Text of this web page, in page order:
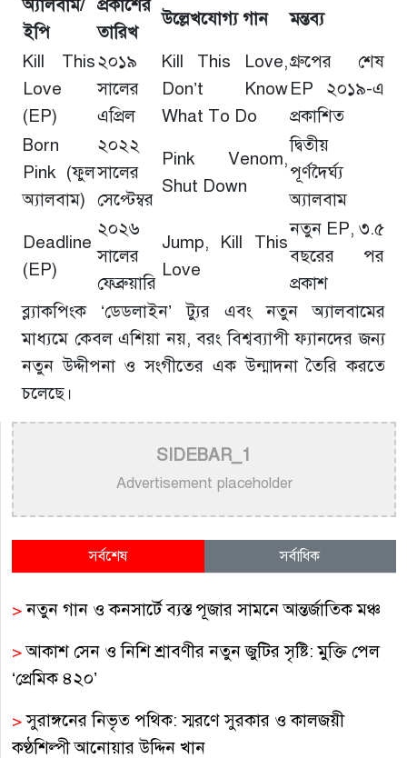
অ্যালবাম/
ইপি
প্রকাশের
তারিখ
উল্লেখযোগ্য গান মন্তব্য
Kill This
Love
(EP)
২০১৯
সালের
এপ্রিল
Kill This Love,
Don’t Know
What To Do
গ্রুপের শেষ
EP ২০১৯-এ
প্রকাশিত
Born
Pink (ফুল
অ্যালবাম)
২০২২
সালের
সেপ্টেম্বর
Pink Venom,
Shut Down
দ্বিতীয়
পূর্ণদৈর্ঘ্য
অ্যালবাম
Deadline
(EP)
২০২৬
সালের
ফেব্রুয়ারি
Jump, Kill This
Love
নতুন EP, ৩.৫
বছরের পর
প্রকাশ
ব্ল্যাকপিংক ‘ডেডলাইন’ ট্যুর এবং নতুন অ্যালবামের
মাধ্যমে কেবল এশিয়া নয়, বরং বিশ্বব্যাপী ফ্যানদের জন্য
নতুন উদ্দীপনা ও সংগীতের এক উন্মাদনা তৈরি করতে
চলেছে।
SIDEBAR_1
Advertisement placeholder
সর্বশেষ সর্বাধিক
>নতুন গান ও কনসার্টে ব্যস্ত পূজার সামনে আন্তর্জাতিক মঞ্চ
>আকাশ সেন ও নিশি শ্রাবণীর নতুন জুটির সৃষ্টি: মুক্তি পেল
‘প্রেমিক ৪২০’
>সুরাঙ্গনের নিভৃত পথিক: স্মরণে সুরকার ও কালজয়ী
কণ্ঠশিল্পী আনোয়ার উদ্দিন খান